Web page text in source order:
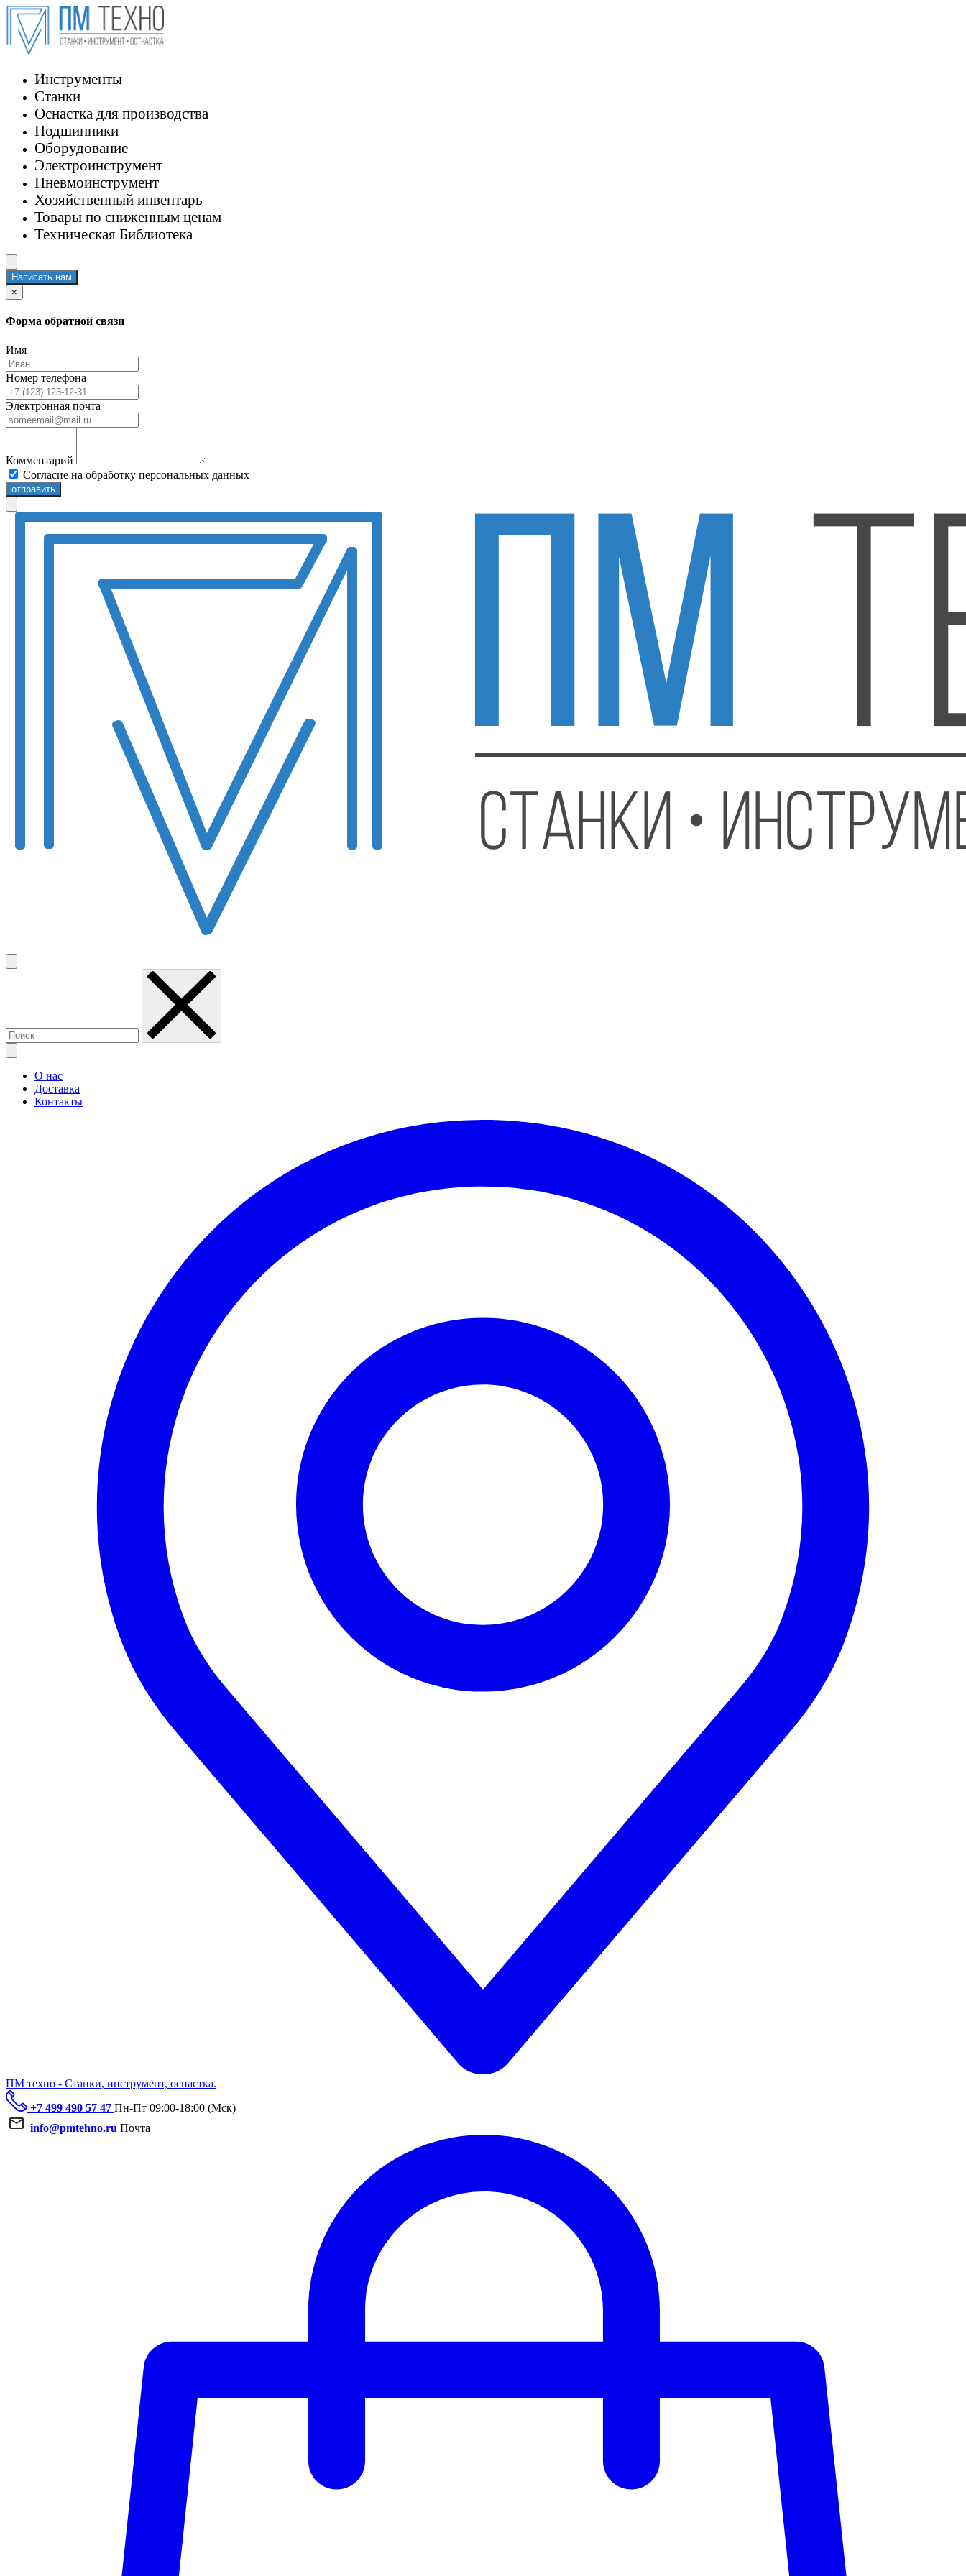
Инструменты
Станки
Оснастка для производства
Подшипники
Оборудование
Электроинструмент
Пневмоинструмент
Хозяйственный инвентарь
Товары по сниженным ценам
Техническая Библиотека
Написать нам
×
Форма обратной связи
Имя
Номер телефона
Электронная почта
Комментарий
Согласие на обработку персональных данных
отправить
О нас
Доставка
Контакты
ПМ техно - Станки, инструмент, оснастка.
+7 499 490 57 47 Пн-Пт 09:00-18:00 (Мск)
info@pmtehno.ru Почта